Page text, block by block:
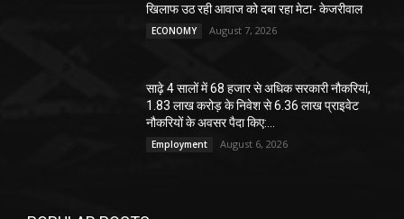
खिलाफ उठ रही आवाज को दबा रहा मेटा- केजरीवाल
ECONOMY August 7, 2026
साढ़े 4 सालों में 68 हजार से अधिक सरकारी नौकरियां,
1.83 लाख करोड़ के निवेश से 6.36 लाख प्राइवेट
नौकरियों के अवसर पैदा किए:...
Employment August 6, 2026